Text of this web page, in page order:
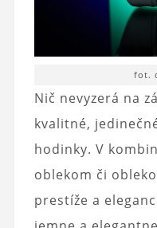
fot.
Nič nevyzerá na
kvalitné,
hodinky. V
oblekom či
prestíže a